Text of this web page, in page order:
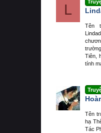
L
Tên
Tiên,
tính
Tên
hạ
Tác